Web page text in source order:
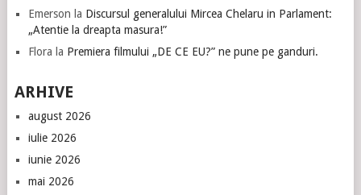
Emerson la Discursul generalului Mircea Chelaru in Parlament:
„Atentie la dreapta masura!”
Flora la Premiera filmului „DE CE EU?” ne pune pe ganduri.
ARHIVE
august 2026
iulie 2026
iunie 2026
mai 2026